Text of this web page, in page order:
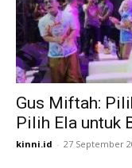
Gus Miftah:
Pilih Ela untuk
kinni.id - 27 September